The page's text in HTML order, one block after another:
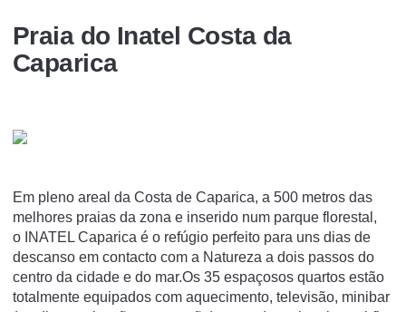
Praia do Inatel Costa da
Caparica
Em pleno areal da Costa de Caparica, a 500 metros das
melhores praias da zona e inserido num parque florestal,
o INATEL Caparica é o refúgio perfeito para uns dias de
descanso em contacto com a Natureza a dois passos do
centro da cidade e do mar.Os 35 espaçosos quartos estão
totalmente equipados com aquecimento, televisão, minibar